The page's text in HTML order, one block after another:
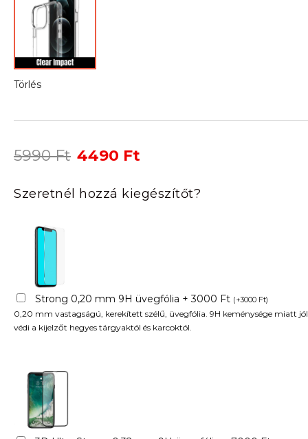
Törlés
5990Ft Original
was:
5990 Ft.
4490 Ft
is:
4490 Ft.
Szeretnél hozzá kiegészítőt?
Strong 0,20 mm 9H üvegfólia + 3000 Ft (+3000 Ft)
0,20 mm vastagságú, kerekített szélű, üvegfólia. 9H keménysége miatt jól
védi a kijelzőt hegyes tárgyaktól és karcoktól.